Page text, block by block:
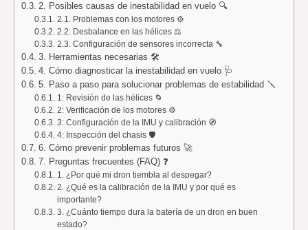
2. Posibles causas de inestabilidad en vuelo 🔍
2.1. Problemas con los motores ⚙️
2.2. Desbalance en las hélices ⚖️
2.3. Configuración de sensores incorrecta 🔧
3. Herramientas necesarias 🛠️
4. Cómo diagnosticar la inestabilidad en vuelo 🩺
5. Paso a paso para solucionar problemas de estabilidad 🪛
1: Revisión de las hélices 🌀
2: Verificación de los motores ⚙️
3: Configuración de la IMU y calibración 🧭
4: Inspección del chasis 🛡️
6. Cómo prevenir problemas futuros 🚀
7. Preguntas frecuentes (FAQ) ❓
1. ¿Por qué mi dron tiembla al despegar?
2. ¿Qué es la calibración de la IMU y por qué es
importante?
3. ¿Cuánto tiempo dura la batería de un dron en buen
estado?